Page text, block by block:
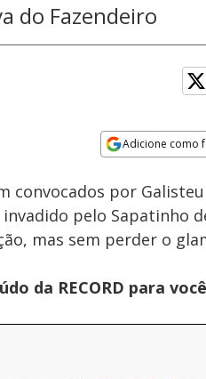
do Fazendeiro
Adicione como
Velocidade
convocados por
pelo Sapatinho
mas sem perder o
da RECORD para